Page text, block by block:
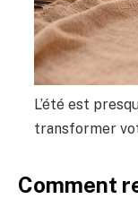
L’été est
transformer
Comment